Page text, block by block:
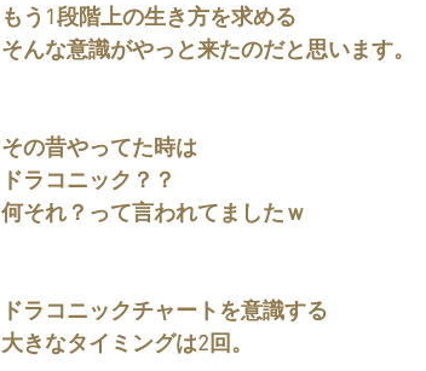
もう1段階上の生き方を求める
そんな意識がやっと来たのだと思います。
その昔やってた時は
ドラコニック？？
何それ？って言われてましたｗ
ドラコニックチャートを意識する
大きなタイミングは2回。